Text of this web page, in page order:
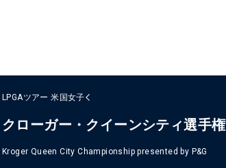
LPGAツアー 米国女子
クローガー・クイーンシティ選手権
Kroger Queen City Championship presented by P&G